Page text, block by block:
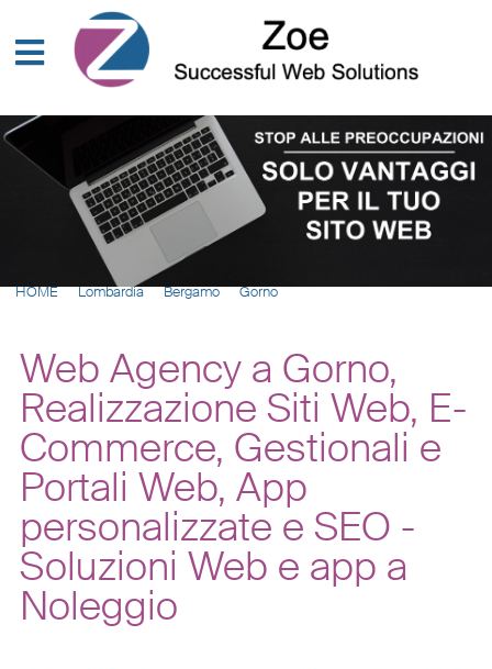
HOME Lombardia Bergamo Gorno
Web Agency a Gorno,
Realizzazione Siti Web, E-
Commerce, Gestionali e
Portali Web, App
personalizzate e SEO -
Soluzioni Web e app a
Noleggio